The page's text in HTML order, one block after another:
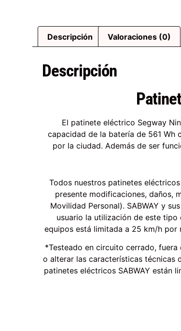
Descripción Valoraciones (0)
Descripción
El patinete eléctrico Segway
capacidad de la batería de 561
por la ciudad. Además de ser
Todos nuestros patinetes
presente modificaciones, daños,
Movilidad Personal). SABWAY y
usuario la utilización de este
equipos está limitada a 25 km/h por
*Testeado en circuito cerrado,
o alterar las características técnicas
patinetes eléctricos SABWAY están